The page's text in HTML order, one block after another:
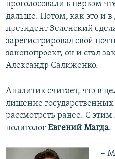
проголосовали в первом
дальше. Потом, как это и в
президент Зеленский
зарегистрировал свой
законопроект, он и стал
Александр Салиженко.
Аналитик считает, что в
лишение государственных
рассмотреть ранее. С
политолог Евгений Магда.
–